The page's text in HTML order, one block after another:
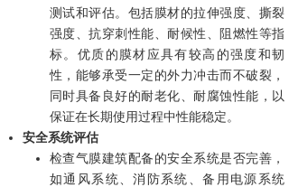
测试和评估。包括膜材的拉伸强度、撕裂
强度、抗穿刺性能、耐候性、阻燃性等指
标。优质的膜材应具有较高的强度和韧
性，能够承受一定的外力冲击而不破裂，
同时具备良好的耐老化、耐腐蚀性能，以
保证在长期使用过程中性能稳定。
安全系统评估
检查气膜建筑配备的安全系统是否完善，
如通风系统、消防系统、备用电源系统